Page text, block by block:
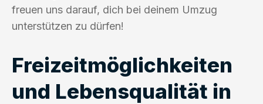
freuen uns darauf, dich bei deinem Umzug
unterstützen zu dürfen!
Freizeitmöglichkeiten
und Lebensqualität in